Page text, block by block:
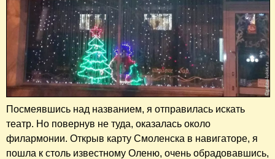
Посмеявшись над названием, я отправилась искать
театр. Но повернув не туда, оказалась около
филармонии. Открыв карту Смоленска в навигаторе, я
пошла к столь известному Оленю, очень обрадовавшись,